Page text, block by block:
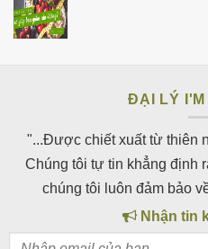
ĐẠI LÝ I'M
"...Được chiết xuất từ thiên
Chúng tôi tự tin khẳng định
chúng tôi luôn đảm bảo
Nhận tin